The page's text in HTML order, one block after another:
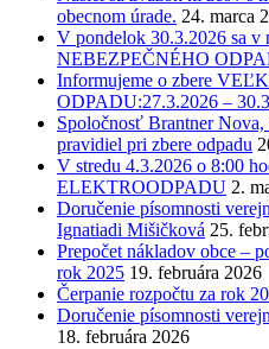
obecnom úrade. 24. marca
V pondelok 30.3.2026 sa v
NEBEZPEČNÉHO
Informujeme o zbere
ODPADU:27.3.2026 –
Spoločnosť Brantner Nova,
pravidiel pri zbere odpadu
V stredu 4.3.2026 o 8:00
ELEKTROODPADU 2.
Doručenie písomnosti
Ignatiadi Mišičková 25.
Prepočet nákladov obce –
rok 2025 19. februára 2026
Čerpanie rozpočtu za rok
Doručenie písomnosti
18. februára 2026